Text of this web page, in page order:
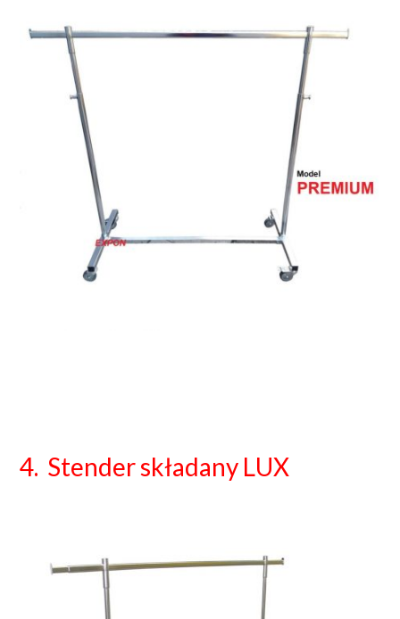
4. Stender składany LUX